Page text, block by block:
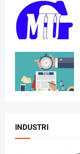
INDUSTRI